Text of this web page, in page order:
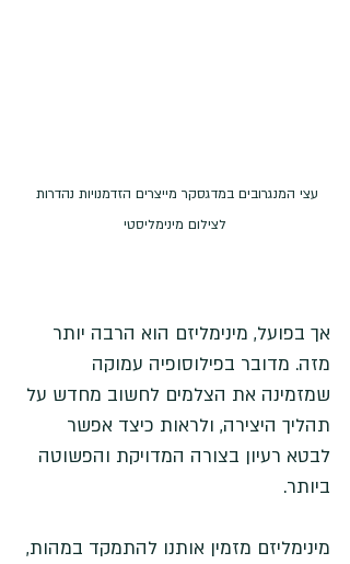
עצי המנגרובים במדגסקר מייצרים הזדמנויות נהדרות
לצילום מינימליסטי
אך בפועל, מינימליזם הוא הרבה יותר
מזה. מדובר בפילוסופיה עמוקה
שמזמינה את הצלמים לחשוב מחדש על
תהליך היצירה, ולראות כיצד אפשר
לבטא רעיון בצורה המדויקת והפשוטה
ביותר.
מינימליזם מזמין אותנו להתמקד במהות,